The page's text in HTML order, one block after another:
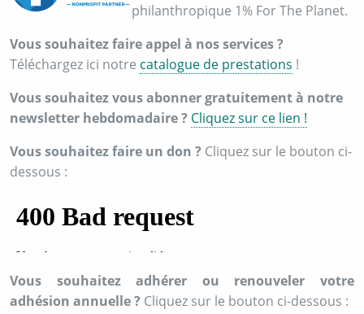
philanthropique 1% For The Planet.
Vous souhaitez faire appel à nos services ?
Téléchargez ici notre catalogue de prestations !
Vous souhaitez vous abonner gratuitement à notre
newsletter hebdomadaire ? Cliquez sur ce lien !
Vous souhaitez faire un don ? Cliquez sur le bouton ci-
dessous :
Vous souhaitez adhérer ou renouveler votre
adhésion annuelle ? Cliquez sur le bouton ci-dessous :